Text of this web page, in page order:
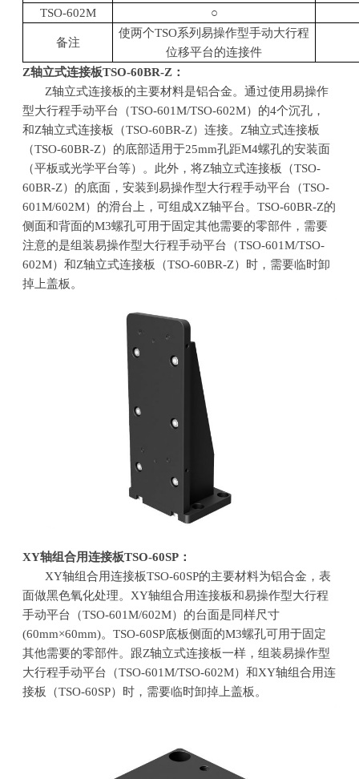
TSO-602M
○
备注
使两个TSO系列易操作型手动大行程
位移平台的连接件
Z轴立式连接板TSO-60BR-Z ：
Z轴立式连接板的主要材料是铝合金。通过使用易操作
型大行程手动平台（TSO-601M/TSO-602M）的4个沉孔，
和Z轴立式连接板（TSO-60BR-Z）连接。 Z轴立式连接板
（TSO-60BR-Z）的底部适用于25mm孔距M4螺孔的安装面
（平板或光学平台等）。此外，将Z轴立式连接板（TSO-
60BR-Z）的底面，安装到易操作型大行程手动平台（TSO-
601M/602M）的滑台上，可组成XZ轴平台。TSO-60BR-Z的
侧面和背面的M3螺孔可用于固定其他需要的零部件，需要
注意的是组装易操作型大行程手动平台（TSO-601M/TSO-
602M）和Z轴立式连接板（TSO-60BR-Z）时，需要临时卸
掉上盖板。
XY轴组合用连接板TSO-60SP ：
XY轴组合用连接板TSO-60SP的主要材料为铝合金，表
面做黑色氧化处理。XY轴组合用连接板和易操作型大行程
手动平台（TSO-601M/602M）的台面是同样尺寸
(60mm×60mm)。TSO-60SP底板侧面的M3螺孔可用于固定
其他需要的零部件。跟Z轴立式连接板一样，组装易操作型
大行程手动平台（TSO-601M/TSO-602M）和XY轴组合用连
接板（TSO-60SP）时，需要临时卸掉上盖板。